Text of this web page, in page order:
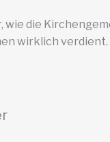
wie die
wirklich verdient.